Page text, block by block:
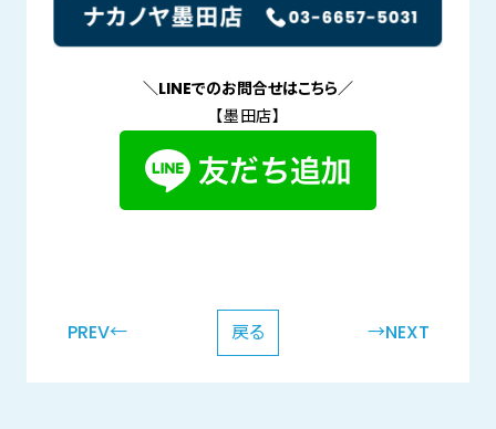
＼LINEでのお問合せはこちら／
【墨田店】
PREV← 戻る →NEXT